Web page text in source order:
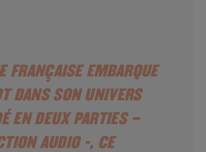
FRANÇAISE EMBARQUE
DANS SON UNIVERS
EN DEUX PARTIES –
AUDIO -, CE